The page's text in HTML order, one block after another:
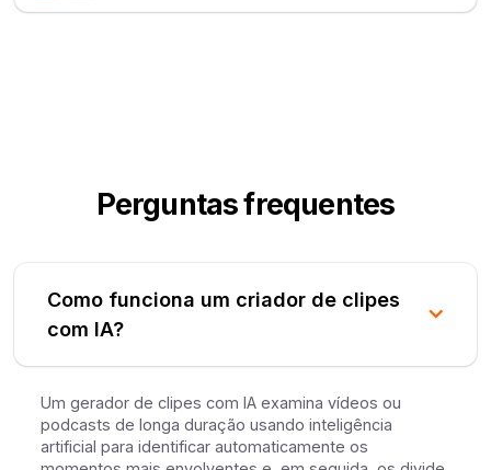
Perguntas frequentes
Como funciona um criador de clipes
com IA?
Um gerador de clipes com IA examina vídeos ou
podcasts de longa duração usando inteligência
artificial para identificar automaticamente os